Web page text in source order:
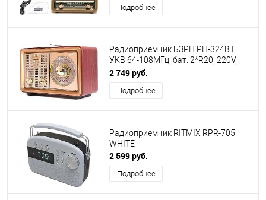
Подробнее
Радиоприёмник БЗРП РП-324BT
УКВ 64-108МГц, бат. 2*R20, 220V,
USB/microSD/AUX, лупа
2 749 руб.
Подробнее
Радиоприемник RITMIX RPR-705
WHITE
2 599 руб.
Подробнее